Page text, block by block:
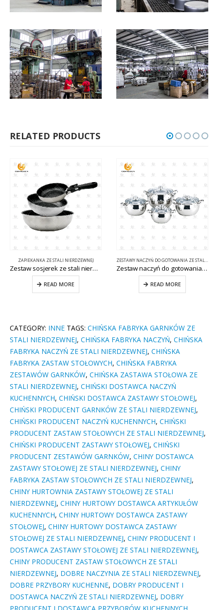
RELATED PRODUCTS
ZAPIEKANKA ZE STALI NIERDZEWNEJ
Zestaw sosjerek ze stali nierdzewnej z wyjmowanym uchwytem CW-N023
READ MORE
ZESTAWY NACZYŃ DO GOTOWANIA ZE STALI NIERDZEWNEJ
Zestaw naczyń do gotowania ze stali nierdzewnej CW-C011-3
READ MORE
CATEGORY: INNE TAGS: CHIŃSKA FABRYKA GARNKÓW ZE
STALI NIERDZEWNEJ, CHIŃSKA FABRYKA NACZYŃ, CHIŃSKA
FABRYKA NACZYŃ ZE STALI NIERDZEWNEJ, CHIŃSKA
FABRYKA ZASTAW STOŁOWYCH, CHIŃSKA FABRYKA
ZESTAWÓW GARNKÓW, CHIŃSKA ZASTAWA STOŁOWA ZE
STALI NIERDZEWNEJ, CHIŃSKI DOSTAWCA NACZYŃ
KUCHENNYCH, CHIŃSKI DOSTAWCA ZASTAWY STOŁOWEJ,
CHIŃSKI PRODUCENT GARNKÓW ZE STALI NIERDZEWNEJ,
CHIŃSKI PRODUCENT NACZYŃ KUCHENNYCH, CHIŃSKI
PRODUCENT ZASTAW STOŁOWYCH ZE STALI NIERDZEWNEJ,
CHIŃSKI PRODUCENT ZASTAWY STOŁOWEJ, CHIŃSKI
PRODUCENT ZESTAWÓW GARNKÓW, CHINY DOSTAWCA
ZASTAWY STOŁOWEJ ZE STALI NIERDZEWNEJ, CHINY
FABRYKA ZASTAW STOŁOWYCH ZE STALI NIERDZEWNEJ,
CHINY HURTOWNIA ZASTAWY STOŁOWEJ ZE STALI
NIERDZEWNEJ, CHINY HURTOWY DOSTAWCA ARTYKUŁÓW
KUCHENNYCH, CHINY HURTOWY DOSTAWCA ZASTAWY
STOŁOWEJ, CHINY HURTOWY DOSTAWCA ZASTAWY
STOŁOWEJ ZE STALI NIERDZEWNEJ, CHINY PRODUCENT I
DOSTAWCA ZASTAWY STOŁOWEJ ZE STALI NIERDZEWNEJ,
CHINY PRODUCENT ZASTAW STOŁOWYCH ZE STALI
NIERDZEWNEJ, DOBRE NACZYNIA ZE STALI NIERDZEWNEJ,
DOBRE PRZYBORY KUCHENNE, DOBRY PRODUCENT I
DOSTAWCA NACZYŃ ZE STALI NIERDZEWNEJ, DOBRY